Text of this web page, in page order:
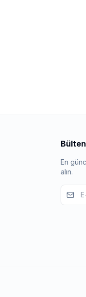
En
alın.